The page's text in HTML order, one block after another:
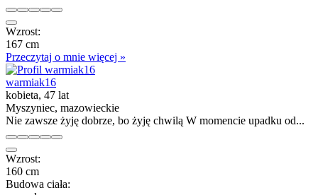
Wzrost:
167 cm
Przeczytaj o mnie więcej »
warmiak16
kobieta, 47 lat
Myszyniec, mazowieckie
Nie zawsze żyję dobrze, bo żyję chwilą W momencie upadku od...
Wzrost:
160 cm
Budowa ciała: